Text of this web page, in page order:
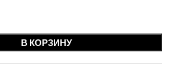
В КОРЗИНУ